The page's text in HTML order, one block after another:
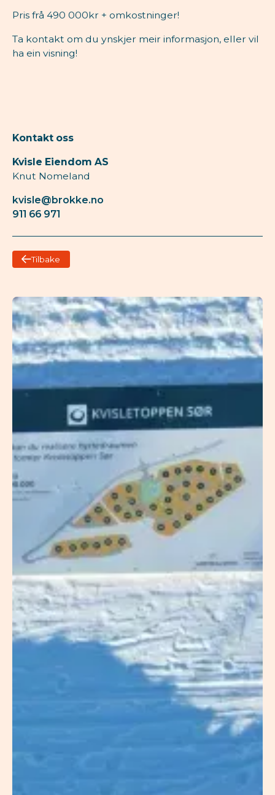
Pris frå 490 000kr + omkostninger!
Ta kontakt om du ynskjer meir informasjon, eller vil
ha ein visning!
Kontakt oss
Kvisle Eiendom AS
Knut Nomeland
kvisle@brokke.no
911 66 971
Tilbake